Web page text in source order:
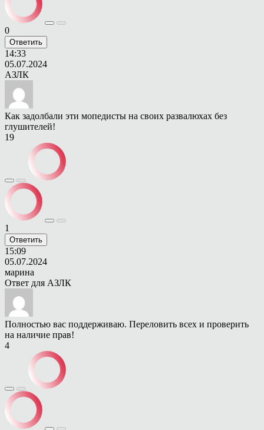
0
Ответить
14:33
05.07.2024
АЗЛК
Как задолбали эти мопедисты на своих развалюхах без
глушителей!
19
1
Ответить
15:09
05.07.2024
марина
Ответ для АЗЛК
Полностью вас поддерживаю. Переловить всех и проверить
на наличие прав!
4